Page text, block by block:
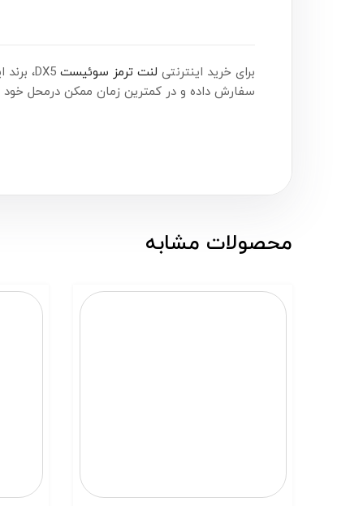
برای خرید اینترنتی لنت ترمز سوئیست
سفارش داده و در کمترین زمان ممکن درمحل خود
محصولات مشابه